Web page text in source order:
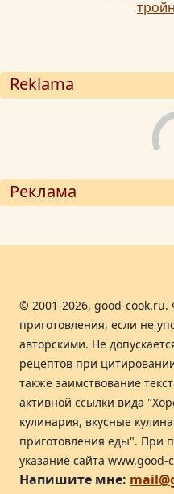
Reklama
Реклама
© 2001-2026, good-cook.ru.
приготовления, если не
авторскими. Не
рецептов при
также заимствование
активной ссылки вида
кулинария, вкусные
приготовления еды". При
указание сайта www.good-
Напишите мне: